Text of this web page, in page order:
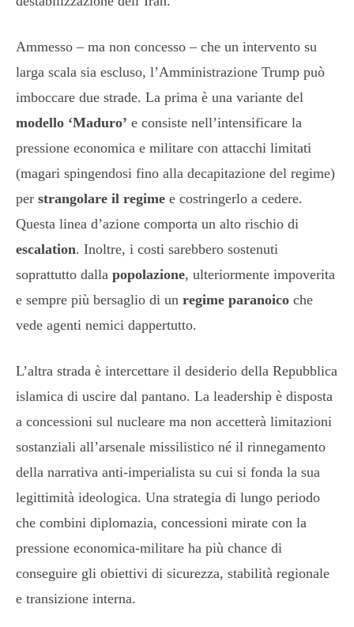
Ammesso – ma non concesso – che un intervento su
larga scala sia escluso, l’Amministrazione Trump può
imboccare due strade. La prima è una variante del
modello ‘Maduro’ e consiste nell’intensificare la
pressione economica e militare con attacchi limitati
(magari spingendosi fino alla decapitazione del regime)
per strangolare il regime e costringerlo a cedere.
Questa linea d’azione comporta un alto rischio di
escalation. Inoltre, i costi sarebbero sostenuti
soprattutto dalla popolazione, ulteriormente impoverita
e sempre più bersaglio di un regime paranoico che
vede agenti nemici dappertutto.
L’altra strada è intercettare il desiderio della Repubblica
islamica di uscire dal pantano. La leadership è disposta
a concessioni sul nucleare ma non accetterà limitazioni
sostanziali all’arsenale missilistico né il rinnegamento
della narrativa anti-imperialista su cui si fonda la sua
legittimità ideologica. Una strategia di lungo periodo
che combini diplomazia, concessioni mirate con la
pressione economica-militare ha più chance di
conseguire gli obiettivi di sicurezza, stabilità regionale
e transizione interna.